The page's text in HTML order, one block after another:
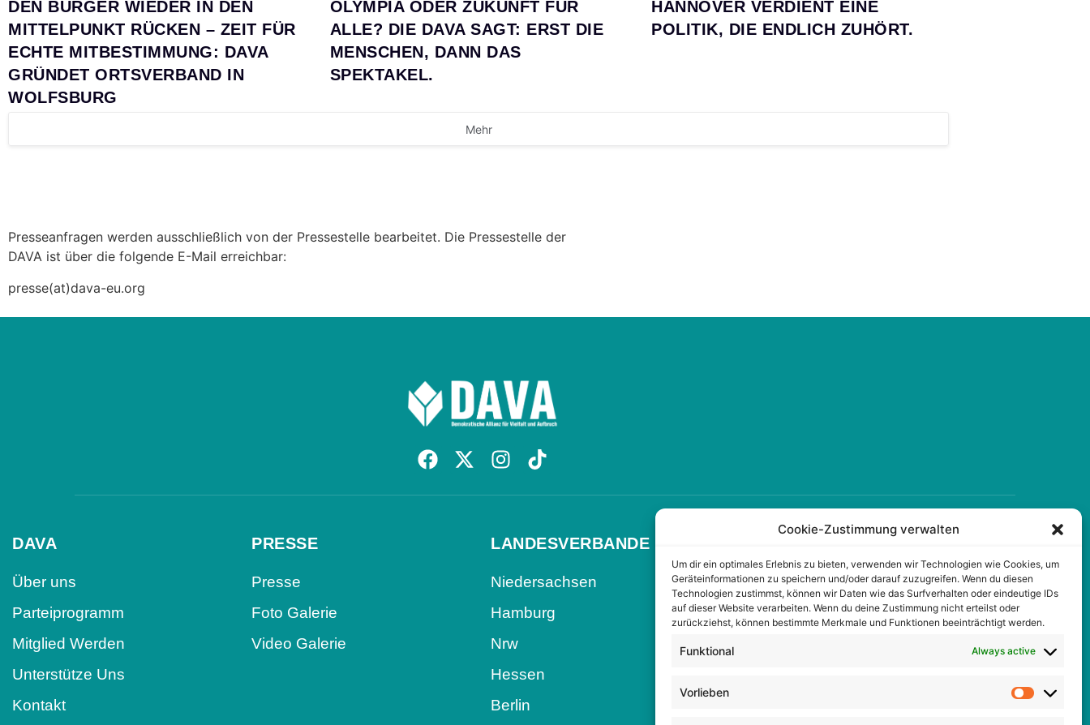
Cookie-Zustimmung verwalten
Um dir ein optimales Erlebnis zu bieten, verwenden wir Technologien wie Cookies, um
Geräteinformationen zu speichern und/oder darauf zuzugreifen. Wenn du diesen
Technologien zustimmst, können wir Daten wie das Surfverhalten oder eindeutige IDs
auf dieser Website verarbeiten. Wenn du deine Zustimmung nicht erteilst oder
zurückziehst, können bestimmte Merkmale und Funktionen beeinträchtigt werden.
Funktional Always active
Vorlieben
DEN BÜRGER WIEDER IN DEN
MITTELPUNKT RÜCKEN – ZEIT FÜR
ECHTE MITBESTIMMUNG: DAVA
GRÜNDET ORTSVERBAND IN
WOLFSBURG
OLYMPIA ODER ZUKUNFT FÜR
ALLE? DIE DAVA SAGT: ERST DIE
MENSCHEN, DANN DAS
SPEKTAKEL.
HANNOVER VERDIENT EINE
POLITIK, DIE ENDLICH ZUHÖRT.
Mehr
Presseanfragen werden ausschließlich von der Pressestelle bearbeitet. Die Pressestelle der
DAVA ist über die folgende E-Mail erreichbar:
presse(at)dava-eu.org
DAVA
Über uns
Parteiprogramm
Mitglied Werden
Unterstütze Uns
Kontakt
PRESSE
Presse
Foto Galerie
Video Galerie
LANDESVERBANDE
Niedersachsen
Hamburg
Nrw
Hessen
Berlin
Facebook
X Twitter
Instagram